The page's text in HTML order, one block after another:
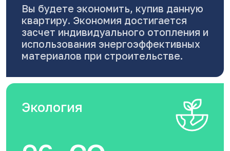
Вы будете экономить, купив данную
квартиру. Экономия достигается
засчет индивидуального отопления и
использования энергоэффективных
материалов при строительстве.
Экология